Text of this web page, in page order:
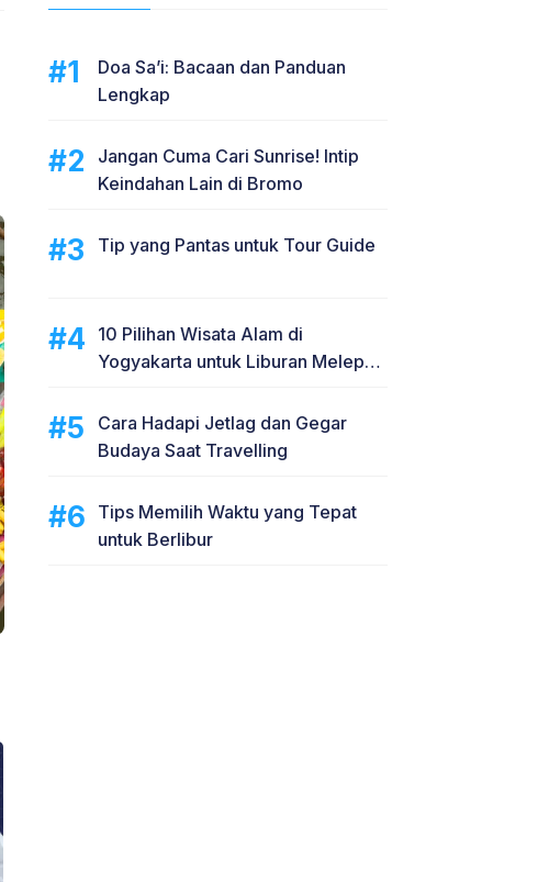
Doa Sa’i: Bacaan dan Panduan
Lengkap
Jangan Cuma Cari Sunrise! Intip
Keindahan Lain di Bromo
Tip yang Pantas untuk Tour Guide
10 Pilihan Wisata Alam di
Yogyakarta untuk Liburan Melepas
Cara Hadapi Jetlag dan Gegar
Budaya Saat Travelling
Tips Memilih Waktu yang Tepat
untuk Berlibur